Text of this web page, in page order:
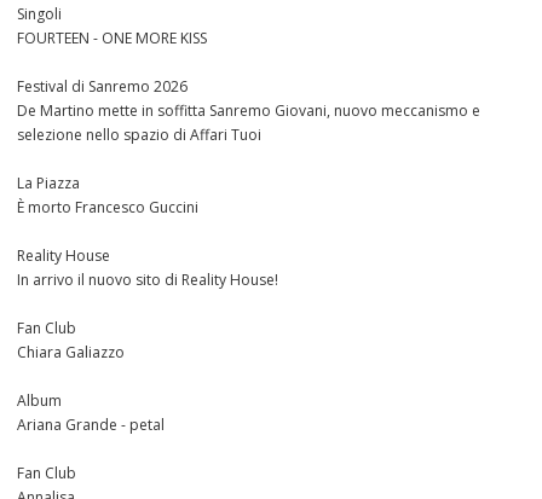
Singoli
FOURTEEN - ONE MORE KISS
Festival di Sanremo 2026
De Martino mette in soffitta Sanremo Giovani, nuovo meccanismo e
selezione nello spazio di Affari Tuoi
La Piazza
È morto Francesco Guccini
Reality House
In arrivo il nuovo sito di Reality House!
Fan Club
Chiara Galiazzo
Album
Ariana Grande - petal
Fan Club